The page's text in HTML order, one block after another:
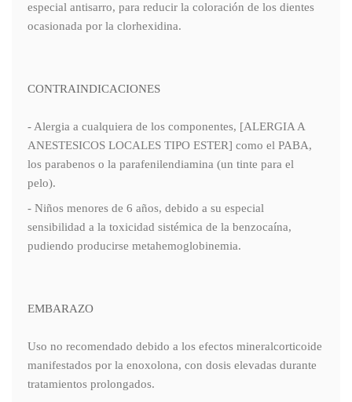
especial antisarro, para reducir la coloración de los dientes
ocasionada por la clorhexidina.
CONTRAINDICACIONES
- Alergia a cualquiera de los componentes, [ALERGIA A
ANESTESICOS LOCALES TIPO ESTER] como el PABA,
los parabenos o la parafenilendiamina (un tinte para el
pelo).
- Niños menores de 6 años, debido a su especial
sensibilidad a la toxicidad sistémica de la benzocaína,
pudiendo producirse metahemoglobinemia.
EMBARAZO
Uso no recomendado debido a los efectos mineralcorticoide
manifestados por la enoxolona, con dosis elevadas durante
tratamientos prolongados.